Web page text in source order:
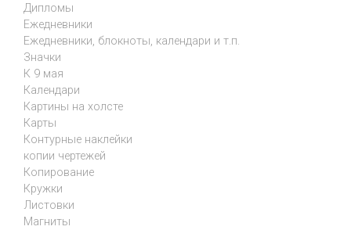
Дипломы
Ежедневники
Ежедневники, блокноты, календари и т.п.
Значки
К 9 мая
Календари
Картины на холсте
Карты
Контурные наклейки
копии чертежей
Копирование
Кружки
Листовки
Магниты